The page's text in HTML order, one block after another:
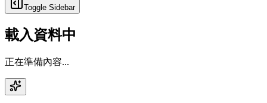
Toggle Sidebar
載入資料中
正在準備內容...